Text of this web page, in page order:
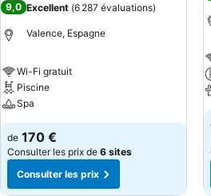
9,0 Excellent (6 287 évaluations)
Valence, Espagne
Wi-Fi gratuit
Piscine
Spa
de 170 €
Consulter les prix de 6 sites
Consulter les prix